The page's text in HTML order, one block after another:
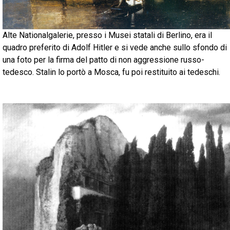
Alte Nationalgalerie, presso i Musei statali di Berlino, era il
quadro preferito di Adolf Hitler e si vede anche sullo sfondo di
una foto per la firma del patto di non aggressione russo-
tedesco. Stalin lo portò a Mosca, fu poi restituito ai tedeschi.